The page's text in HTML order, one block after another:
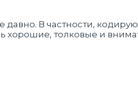
В частности,
хорошие, толковые и